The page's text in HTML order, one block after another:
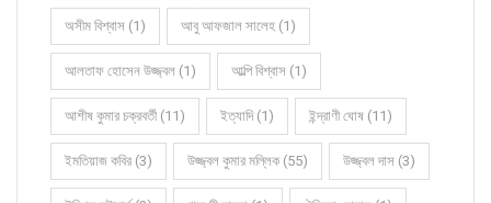
অসীম বিশ্বাস (1) আবু আফজাল সালেহ (1)
আলতাফ হোসেন উজ্জ্বল (1) আল্পি বিশ্বাস (1)
আশীষ কুমার চক্রবর্তী (11) ইত্যাদি (1) ইন্দ্রাণী ঘোষ (11)
ইমতিয়াজ কবির (3) উজ্জ্বল কুমার মল্লিক (55) উজ্জ্বল দাস (3)